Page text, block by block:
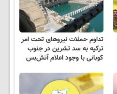
تداوم حملات نیروهای تحت امر
ترکیه به سد تشرین در جنوب
کوبانی با وجود اعلام آتش‌بس